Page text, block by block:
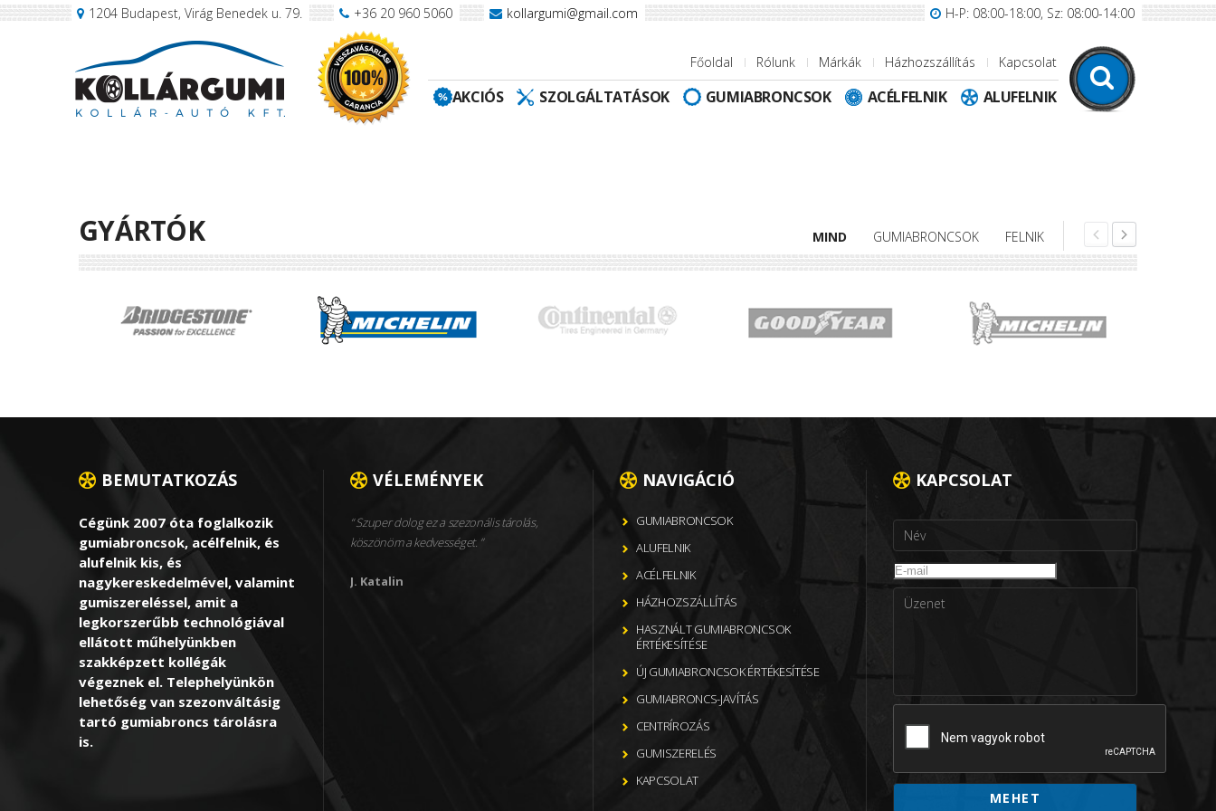
1204 Budapest, Virág Benedek u. 79. +36 20 960 5060 kollargumi@gmail.com H-P: 08:00-18:00, Sz: 08:00-14:00
Főoldal Rólunk Márkák Házhozszállítás Kapcsolat
AKCIÓS SZOLGÁLTATÁSOK GUMIABRONCSOK ACÉLFELNIK ALUFELNIK
GYÁRTÓK MIND GUMIABRONCSOK FELNIK
BEMUTATKOZÁS
Cégünk 2007 óta foglalkozik
gumiabroncsok, acélfelnik, és
alufelnik kis, és
nagykereskedelmével, valamint
gumiszereléssel, amit a
legkorszerűbb technológiával
ellátott műhelyünkben
szakképzett kollégák
végeznek el. Telephelyünkön
lehetőség van szezonváltásig
tartó gumiabroncs tárolásra
is.
VÉLEMÉNYEK
Szuper dolog ez a szezonális tárolás,
köszönöm a kedvességet.
J. Katalin
NAVIGÁCIÓ
GUMIABRONCSOK
ALUFELNIK
ACÉLFELNIK
HÁZHOZSZÁLLÍTÁS
HASZNÁLT GUMIABRONCSOK
ÉRTÉKESÍTÉSE
ÚJ GUMIABRONCSOK ÉRTÉKESÍTÉSE
GUMIABRONCS-JAVÍTÁS
CENTRÍROZÁS
GUMISZERELÉS
KAPCSOLAT
KAPCSOLAT